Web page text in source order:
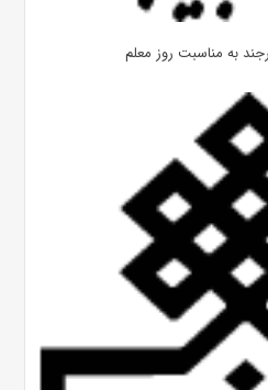
به مناسبت روز معلم